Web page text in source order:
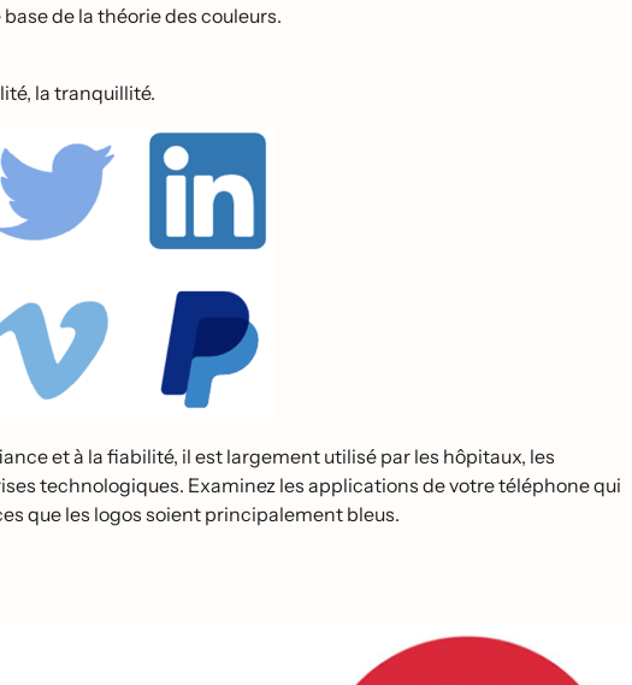
de la théorie des couleurs.
la tranquillité.
et à la fiabilité, il est largement utilisé par les hôpitaux, les
technologiques. Examinez les applications de votre téléphone qui
que les logos soient principalement bleus.